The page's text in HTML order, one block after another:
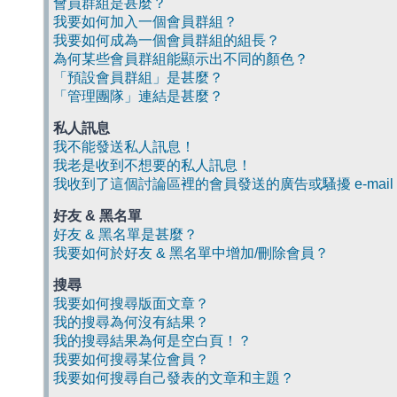
會員群組是甚麼？
我要如何加入一個會員群組？
我要如何成為一個會員群組的組長？
為何某些會員群組能顯示出不同的顏色？
「預設會員群組」是甚麼？
「管理團隊」連結是甚麼？
私人訊息
我不能發送私人訊息！
我老是收到不想要的私人訊息！
我收到了這個討論區裡的會員發送的廣告或騷擾 e-mail
好友 & 黑名單
好友 & 黑名單是甚麼？
我要如何於好友 & 黑名單中增加/刪除會員？
搜尋
我要如何搜尋版面文章？
我的搜尋為何沒有結果？
我的搜尋結果為何是空白頁！？
我要如何搜尋某位會員？
我要如何搜尋自己發表的文章和主題？